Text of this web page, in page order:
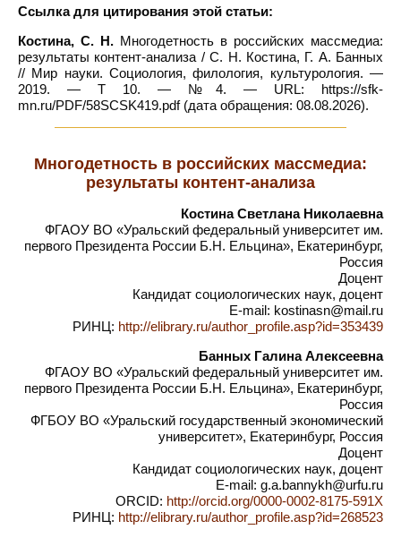
Ссылка для цитирования этой статьи:
Костина, С. Н. Многодетность в российских массмедиа:
результаты контент-анализа / С. Н. Костина, Г. А. Банных
// Мир науки. Социология, филология, культурология. —
2019. — Т 10. — №4. — URL: https://sfk-
mn.ru/PDF/58SCSK419.pdf (дата обращения: 08.08.2026).
Многодетность в российских массмедиа:
результаты контент-анализа
Костина Светлана Николаевна
ФГАОУ ВО «Уральский федеральный университет им.
первого Президента России Б.Н. Ельцина», Екатеринбург,
Россия
Доцент
Кандидат социологических наук, доцент
E-mail: kostinasn@mail.ru
РИНЦ: http://elibrary.ru/author_profile.asp?id=353439
Банных Галина Алексеевна
ФГАОУ ВО «Уральский федеральный университет им.
первого Президента России Б.Н. Ельцина», Екатеринбург,
Россия
ФГБОУ ВО «Уральский государственный экономический
университет», Екатеринбург, Россия
Доцент
Кандидат социологических наук, доцент
E-mail: g.a.bannykh@urfu.ru
ORCID: http://orcid.org/0000-0002-8175-591X
РИНЦ: http://elibrary.ru/author_profile.asp?id=268523